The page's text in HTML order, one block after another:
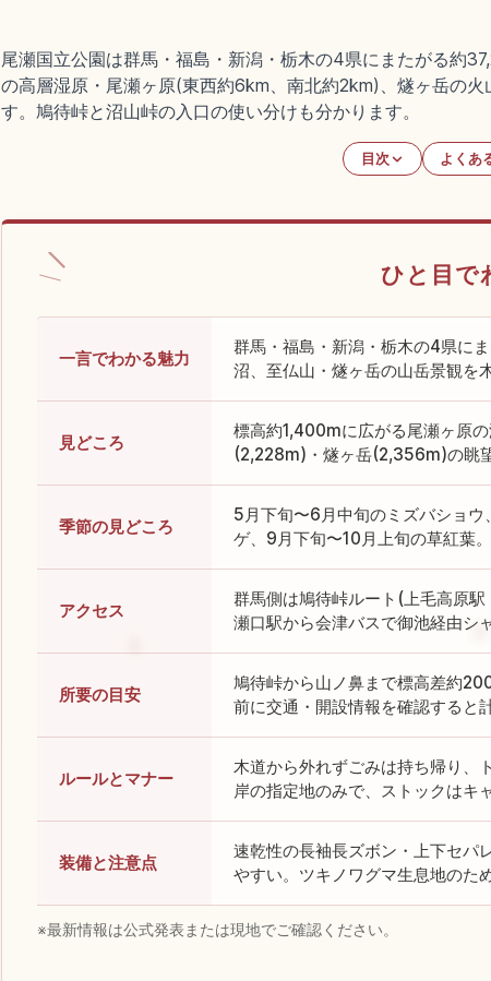
尾瀬国立公園は群馬・福島・新潟・栃木の4県にまたがる約
の高層湿原・尾瀬ヶ原(東西約6km、南北約2km)、燧ヶ岳の
す。鳩待峠と沼山峠の入口の使い分けも分かります。
目次 よくあ
ひと目で
一言でわかる魅力
群馬・福島・新潟・栃木の4県に
沼、至仏山・燧ヶ岳の山岳景観を
見どころ
標高約1,400mに広がる尾瀬ヶ原
(2,228m)・燧ヶ岳(2,356m)の眺望
季節の見どころ
5月下旬〜6月中旬のミズバショ
ゲ、9月下旬〜10月上旬の草紅葉。
アクセス
群馬側は鳩待峠ルート(上毛高原
瀬口駅から会津バスで御池経由シ
所要の目安
鳩待峠から山ノ鼻まで標高差約
前に交通・開設情報を確認すると
ルールとマナー
木道から外れずごみは持ち帰り、
岸の指定地のみで、ストックはキ
装備と注意点
速乾性の長袖長ズボン・上下セパ
やすい。ツキノワグマ生息地のた
※最新情報は公式発表または現地でご確認ください。